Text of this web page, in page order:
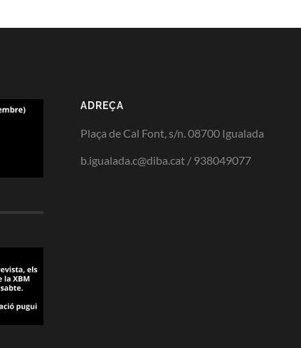
ADREÇA
Plaça de Cal Font, s/n. 08700 Igualada
b.igualada.c@diba.cat / 938049077